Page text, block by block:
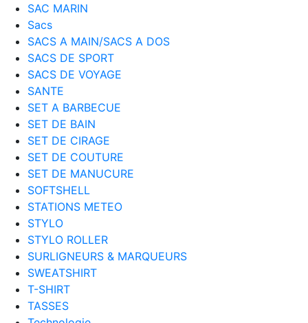
SAC MARIN
Sacs
SACS A MAIN/SACS A DOS
SACS DE SPORT
SACS DE VOYAGE
SANTE
SET A BARBECUE
SET DE BAIN
SET DE CIRAGE
SET DE COUTURE
SET DE MANUCURE
SOFTSHELL
STATIONS METEO
STYLO
STYLO ROLLER
SURLIGNEURS & MARQUEURS
SWEATSHIRT
T-SHIRT
TASSES